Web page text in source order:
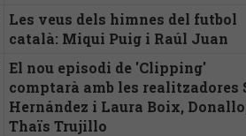
Les veus dels himnes del futbol
català: Miqui Puig i Raúl Juan
El nou episodi de 'Clipping'
comptarà amb les realitzadores
Hernández i Laura Boix,
Thaïs Trujillo